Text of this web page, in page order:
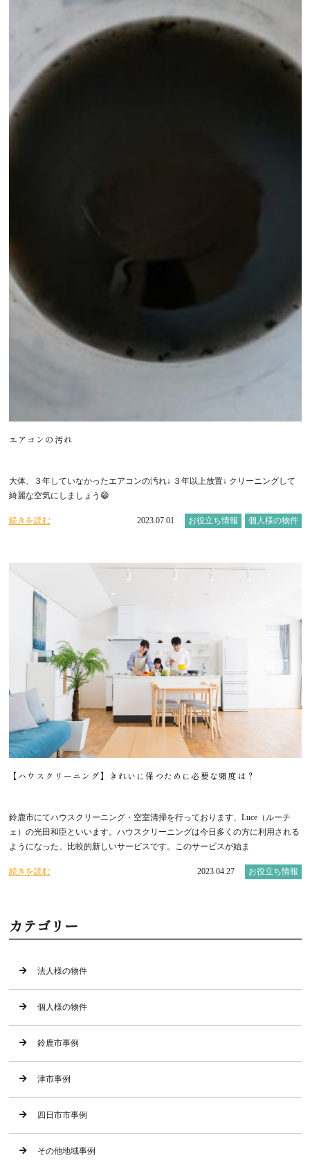
エアコンの汚れ
大体、３年していなかったエアコンの汚れ↓ ３年以上放置↓ クリーニングして
綺麗な空気にしましょう😁
続きを読む 2023.07.01 お役立ち情報 個人様の物件
【ハウスクリーニング】きれいに保つために必要な頻度は？
鈴鹿市にてハウスクリーニング・空室清掃を行っております、Luce（ルーチ
ェ）の光田和臣といいます。ハウスクリーニングは今日多くの方に利用される
ようになった、比較的新しいサービスです。このサービスが始ま
続きを読む 2023.04.27 お役立ち情報
カテゴリー
法人様の物件
個人様の物件
鈴鹿市事例
津市事例
四日市市事例
その他地域事例